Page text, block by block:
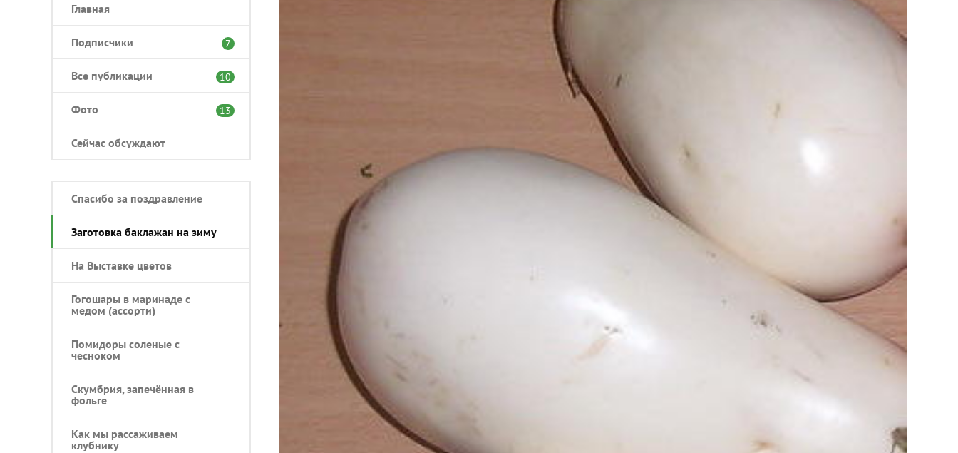
Главная
Подписчики 7
Все публикации 10
Фото 13
Сейчас обсуждают
Спасибо за поздравление
Заготовка баклажан на зиму
На Выставке цветов
Гогошары в маринаде с
медом (ассорти)
Помидоры соленые с
чесноком
Скумбрия, запечённая в
фольге
Как мы рассаживаем
клубнику